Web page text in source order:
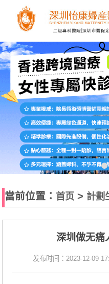
當前位置： 首页 > 計劃
深圳做无痛
发布时间：2023-12-09